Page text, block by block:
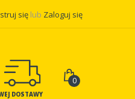
się lub Zaloguj się
DOSTAWY
0